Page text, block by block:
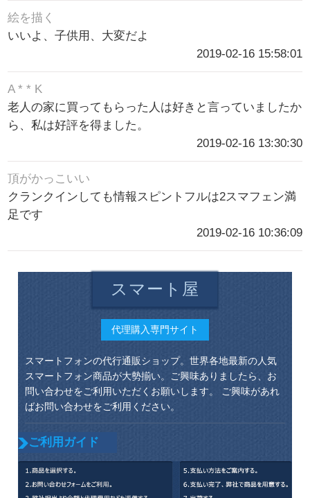
絵を描く
いいよ、子供用、大変だよ
2019-02-16 15:58:01
A * * K
老人の家に買ってもらった人は好きと言っていましたか
ら、私は好評を得ました。
2019-02-16 13:30:30
頂がかっこいい
クランクインしても情報スピントフルは2スマフェン満
足です
2019-02-16 10:36:09
スマート屋
代理購入専門サイト
スマートフォンの代行通販ショップ。世界各地最新の人気
スマートフォン商品が大勢揃い。ご興味ありましたら、お
問い合わせをご利用いただくお願いします。 ご興味があれ
ばお問い合わせをご利用ください。
ご利用ガイド